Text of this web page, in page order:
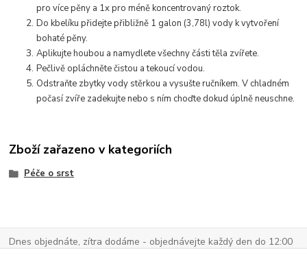
pro více pěny a 1x pro méně koncentrovaný roztok.
Do kbelíku přidejte přibližně 1 galon (3,78l) vody k vytvoření
bohaté pěny.
Aplikujte houbou a namydlete všechny části těla zvířete.
Pečlivě opláchněte čistou a tekoucí vodou.
Odstraňte zbytky vody stěrkou a vysušte ručníkem. V chladném
počasí zvíře zadekujte nebo s ním choďte dokud úplně neuschne.
Zboží zařazeno v kategoriích
Péče o srst
Dnes objednáte, zítra dodáme - objednávejte každý den do 12:00